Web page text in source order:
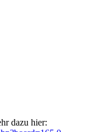
dazu hier: